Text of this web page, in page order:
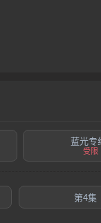
蓝光专
受限
第4集